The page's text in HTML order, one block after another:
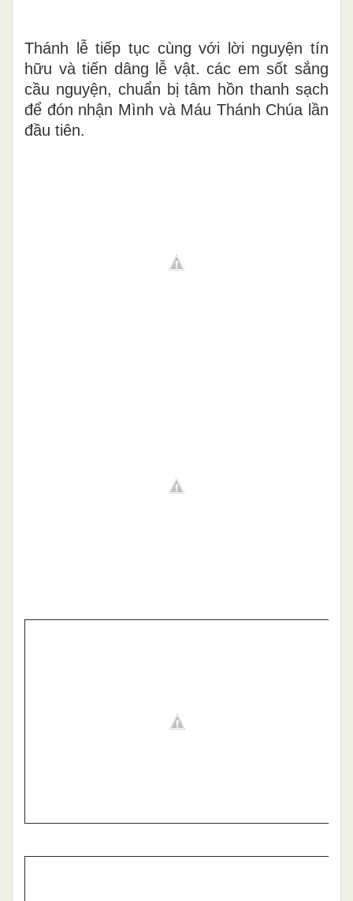
Thánh lễ tiếp tục cùng với lời nguyện tín
hữu và tiến dâng lễ vật. các em sốt sắng
cầu nguyện, chuẩn bị tâm hồn thanh sạch
để đón nhận Mình và Máu Thánh Chúa lần
đầu tiên.